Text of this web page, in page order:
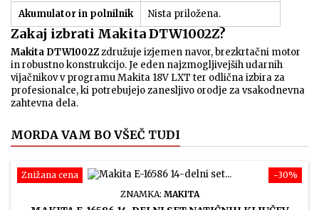
Akumulator in polnilnik Nista priložena.
Zakaj izbrati Makita DTW1002Z?
Makita DTW1002Zzdružuje izjemen navor, brezkrtačni motor
in robustno konstrukcijo. Je eden najzmogljivejših udarnih
vijačnikov v programu Makita 18V LXT ter odlična izbira za
profesionalce, ki potrebujejo zanesljivo orodje za vsakodnevna
zahtevna dela.
MORDA VAM BO VŠEČ TUDI
−30%
Znižana cena
ZNAMKA: MAKITA